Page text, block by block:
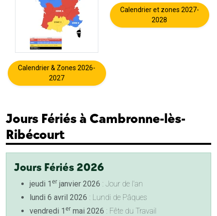
Calendrier & Zones 2026-
2027
Calendrier et zones 2027-
2028
Jours Fériés à Cambronne-lès-
Ribécourt
Jours Fériés 2026
jeudi 1 er janvier 2026 : Jour de l'an
lundi 6 avril 2026 : Lundi de Pâques
vendredi 1 er mai 2026 : Fête du Travail